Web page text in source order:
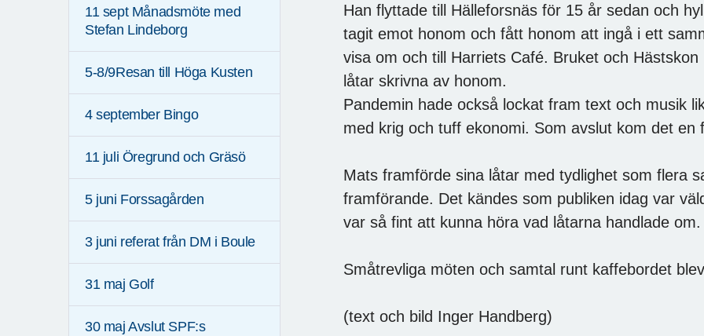
11 sept Månadsmöte med
Stefan Lindeborg
5-8/9Resan till Höga Kusten
4 september Bingo
11 juli Öregrund och Gräsö
5 juni Forssagården
3 juni referat från DM i Boule
31 maj Golf
30 maj Avslut SPF:s
Han flyttade till Hälleforsnäs för 15 år sedan och
tagit emot honom och fått honom att ingå i ett
visa om och till Harriets Café. Bruket och
låtar skrivna av honom.
Pandemin hade också lockat fram text och musik
med krig och tuff ekonomi. Som avslut kom det en
Mats framförde sina låtar med tydlighet som flera
framförande. Det kändes som publiken idag var
var så fint att kunna höra vad låtarna handlade om.
Småtrevliga möten och samtal runt kaffebordet
(text och bild Inger Handberg)